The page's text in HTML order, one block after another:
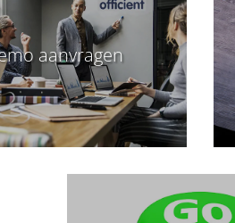
aanvragen